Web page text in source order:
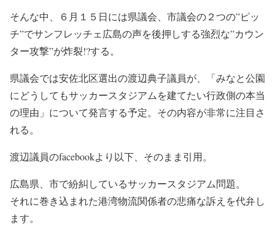
そんな中、６月１５日には県議会、市議会の２つの”ピッ
チ”でサンフレッチェ広島の声を後押しする強烈な”カウン
ター攻撃”が炸裂!?する。
県議会では安佐北区選出の渡辺典子議員が、「みなと公園
にどうしてもサッカースタジアムを建てたい行政側の本当
の理由」について発言する予定。その内容が非常に注目さ
れる。
渡辺議員のfacebookより以下、そのまま引用。
広島県、市で紛糾しているサッカースタジアム問題。
それに巻き込まれた港湾物流関係者の悲痛な訴えを代弁し
ます。